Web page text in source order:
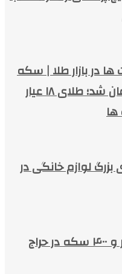
در بازار طلا | سکه
طرح جدید ۵۴ میلیون تومان شد؛ طلای ۱۸ عیار
لوازم خانگی در
تخصیص بیش از هفت هزار و ۴۰۰ سکه در حراج